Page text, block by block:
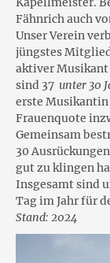
Fähnrich auch
Unser Verein
jüngstes
aktiver Musikant
sind 37 unter 30
erste
Frauenquote
Gemeinsam
30
gut zu klingen
Insgesamt sind
Tag im Jahr für
Stand: 2024